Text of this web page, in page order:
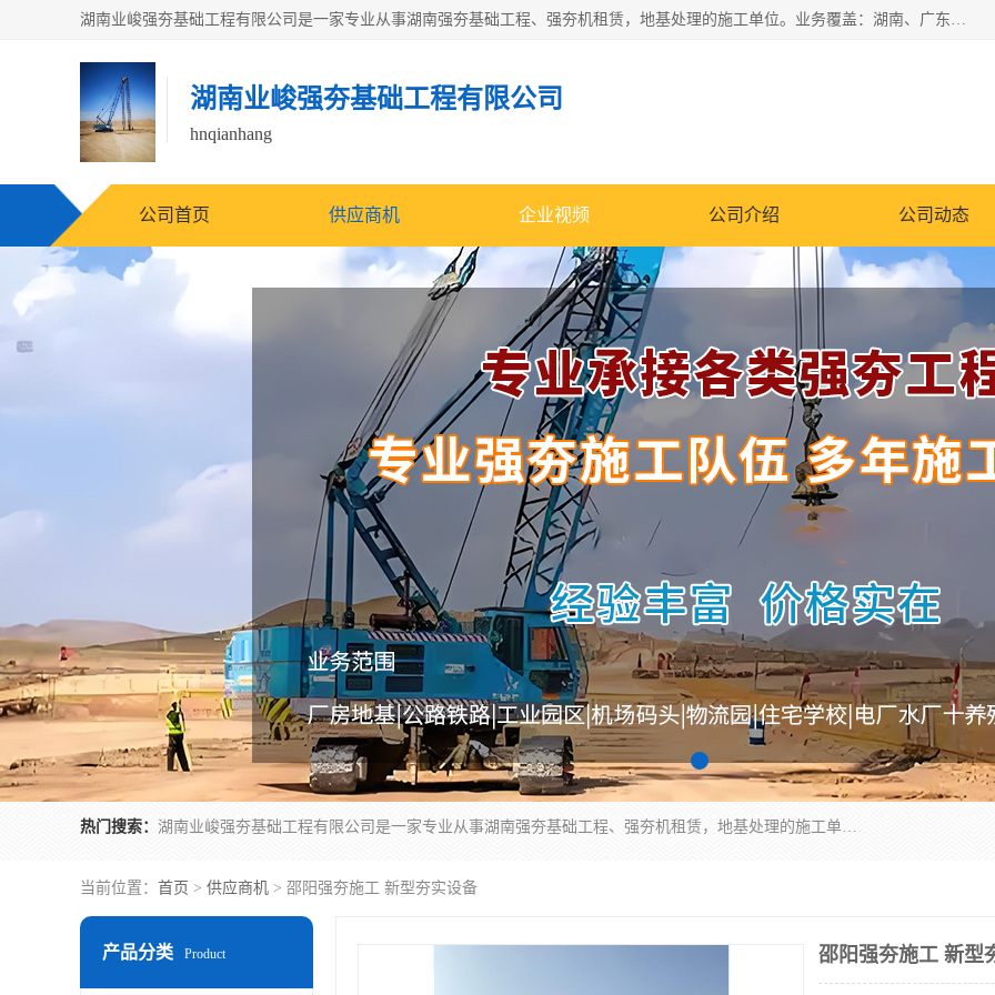
湖南业峻强夯基础工程有限公司是一家专业从事湖南强夯基础工程、强夯机租赁，地基处理的施工单位。业务覆盖：湖南、广东，江西等地。可承接1000KN.m-25000KN.m强夯（置换）工程。公司创始人是国内较早期从事强夯施工的建设者，经过多年的一步一个脚印的发展，在行业内具有较高的度和良好的口碑。
湖南业峻强夯基础工程有限公司
hnqianhang
公司首页 供应商机 企业视频 公司介绍 公司动态
热门搜索： 湖南业峻强夯基础工程有限公司是一家专业从事湖南强夯基础工程、强夯机租赁，地基处理的施工单位。业务覆盖：湖南、广东，江西等地。可承接1000KN.m-25000KN.m强夯（置换）工程。公司创始人是国内较早期从事强夯施工的建设者，经过多年的一步一个脚印的发展，在行业内具有较高的度和良好的口碑。
当前位置： 首页 > 供应商机 > 邵阳强夯施工 新型夯实设备
产品分类 Product 邵阳强夯施工 新型